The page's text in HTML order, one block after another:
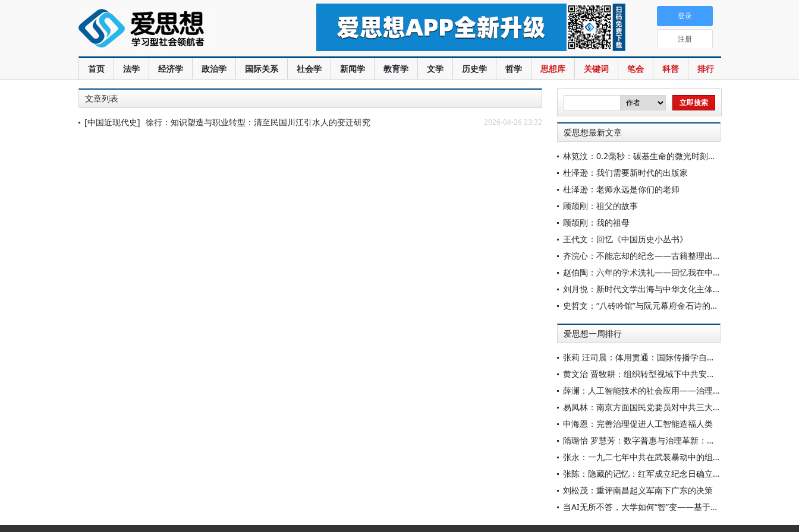
首页 法学 经济学 政治学 国际关系 社会学 新闻学 教育学 文学 历史学 哲学 思想库 关键词 笔会 科普 排行
登录
注册
文章列表
[中国近现代史] 徐行：知识塑造与职业转型：清至民国川江引水人的变迁研究 2026-04-26 23:32
爱思想最新文章
林笕汶：0.2毫秒：碳基生命的微光时刻——读邵春堡《未来人类：科技拓展无限可能》
杜泽逊：我们需要新时代的出版家
杜泽逊：老师永远是你们的老师
顾颉刚：祖父的故事
顾颉刚：我的祖母
王代文：回忆《中国历史小丛书》
齐浣心：不能忘却的纪念——古籍整理出版规划小组成立六十载记
赵伯陶：六年的学术洗礼——回忆我在中华书局的日子
刘月悦：新时代文学出海与中华文化主体性建构
史哲文：“八砖吟馆”与阮元幕府金石诗的学人品格、诗学祈向
爱思想一周排行
张莉 汪司晨：体用贯通：国际传播学自主知识体系的建构逻辑与学科交叉进路
黄文治 贾牧耕：组织转型视域下中共安徽省临时委员会的“两建两废”（1927—1931）
薛澜：人工智能技术的社会应用——治理挑战
易凤林：南京方面国民党要员对中共三大起义的反应
申海恩：完善治理促进人工智能造福人类
隋璐怡 罗慧芳：数字普惠与治理革新：中国人工智能赋能全球南方发展
张永：一九二七年中共在武装暴动中的组织转型
张陈：隐藏的记忆：红军成立纪念日确立前中共对南昌起义的纪念
刘松茂：重评南昌起义军南下广东的决策
当AI无所不答，大学如何“智”变——基于全国400余所高校本科生AI使用情况的调查与思考